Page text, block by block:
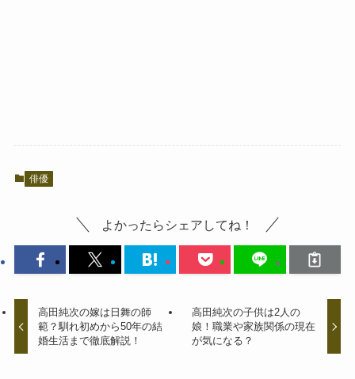
俳優
よかったらシェアしてね！
高田純次の嫁は日舞の師
範？馴れ初めから50年の結
婚生活まで徹底解説！
高田純次の子供は2人の
娘！職業や家族関係の現在
が気になる？